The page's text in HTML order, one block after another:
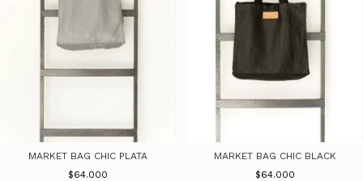
MARKET BAG CHIC PLATA
$64.000
MARKET BAG CHIC BLACK
$64.000